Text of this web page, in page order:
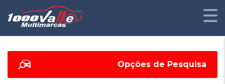
Opções de Pesquisa